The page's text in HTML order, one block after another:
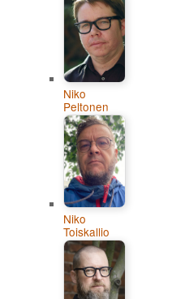
Niko
Peltonen
Niko
Toiskallio